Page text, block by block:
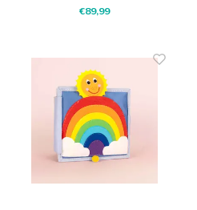
trekken, drukken, schuiven de
€89,99